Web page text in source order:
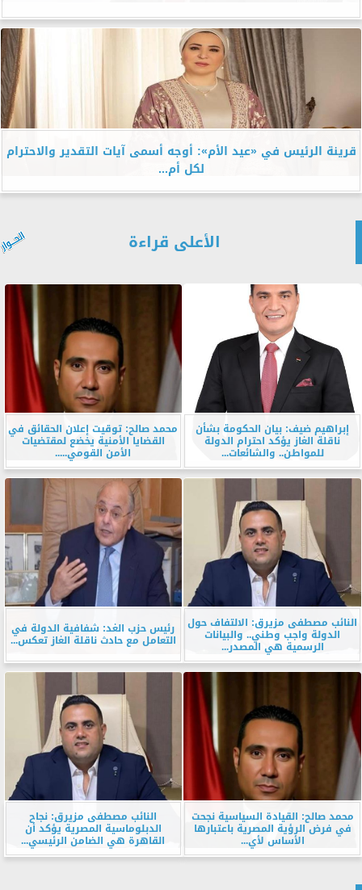
قرينة الرئيس في «عيد الأم»: أوجه أسمى آيات التقدير والاحترام
لكل أم...
الأعلى قراءة
إبراهيم ضيف: بيان الحكومة بشأن
ناقلة الغاز يؤكد احترام الدولة
للمواطن.. والشائعات...
محمد صالح: توقيت إعلان الحقائق في
القضايا الأمنية يخضع لمقتضيات
الأمن القومي.....
النائب مصطفى مزيرق: الالتفاف حول
الدولة واجب وطني.. والبيانات
الرسمية هي المصدر...
رئيس حزب الغد: شفافية الدولة في
التعامل مع حادث ناقلة الغاز تعكس...
محمد صالح: القيادة السياسية نجحت
في فرض الرؤية المصرية باعتبارها
الأساس لأي...
النائب مصطفى مزيرق: نجاح
الدبلوماسية المصرية يؤكد أن
القاهرة هي الضامن الرئيسي...